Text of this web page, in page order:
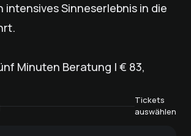
intensives Sinneserlebnis in die
Minuten Beratung | € 83,
Tickets
auswählen